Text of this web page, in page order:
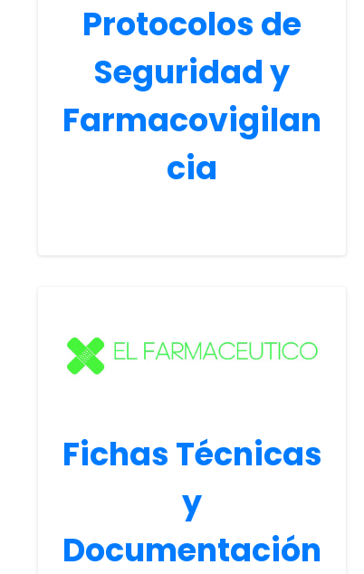
Protocolos de
Seguridad y
Farmacovigilan
cia
Fichas Técnicas
y
Documentación